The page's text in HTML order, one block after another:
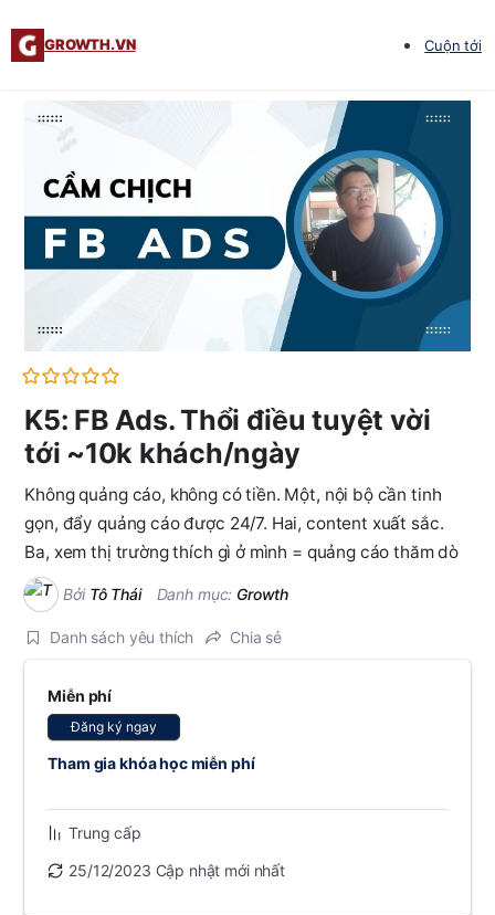
GROWTH.VN Cuộn tới
K5: FB Ads. Thổi điều tuyệt vời
tới ~10k khách/ngày
Không quảng cáo, không có tiền. Một, nội bộ cần tinh
gọn, đẩy quảng cáo được 24/7. Hai, content xuất sắc.
Ba, xem thị trường thích gì ở mình = quảng cáo thăm dò
Bởi Tô Thái Danh mục: Growth
Danh sách yêu thích Chia sẻ
Miễn phí
Đăng ký ngay
Tham gia khóa học miễn phí
Trung cấp
25/12/2023 Cập nhật mới nhất